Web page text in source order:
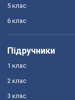
5 клас
6 клас
Підручники
1 клас
2 клас
3 клас